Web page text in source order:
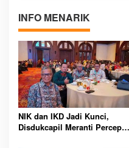
INFO MENARIK
NIK dan IKD Jadi Kunci,
Disdukcapil Meranti Percepat